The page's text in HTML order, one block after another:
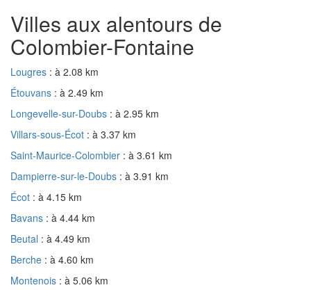
Villes aux alentours de
Colombier-Fontaine
Lougres : à 2.08 km
Étouvans : à 2.49 km
Longevelle-sur-Doubs : à 2.95 km
Villars-sous-Écot : à 3.37 km
Saint-Maurice-Colombier : à 3.61 km
Dampierre-sur-le-Doubs : à 3.91 km
Écot : à 4.15 km
Bavans : à 4.44 km
Beutal : à 4.49 km
Berche : à 4.60 km
Montenois : à 5.06 km